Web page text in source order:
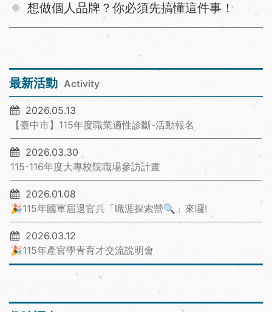
想做個人品牌？你必須先搞懂這件事！
最新活動 Activity
2026.05.13
【臺中市】115年度職業適性診斷-活動報名
2026.03.30
115-116年度大專校院職場參訪計畫
2026.01.08
🎉115年國軍屆退官兵「職涯探索營🔍」來囉!
2026.03.12
🎉115年產官學青育才交流說明會